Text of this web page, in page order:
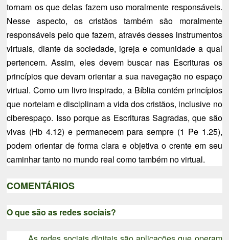
tornam os que delas fazem uso moralmente responsáveis.
Nesse aspecto, os cristãos também são moralmente
responsáveis pelo que fazem, através desses instrumentos
virtuais, diante da sociedade, igreja e comunidade a qual
pertencem. Assim, eles devem buscar nas Escrituras os
princípios que devam orientar a sua navegação no espaço
virtual. Como um livro inspirado, a Bíblia contém princípios
que norteiam e disciplinam a vida dos cristãos, inclusive no
ciberespaço. Isso porque as Escrituras Sagradas, que são
vivas (Hb 4.12) e permanecem para sempre (1 Pe 1.25),
podem orientar de forma clara e objetiva o crente em seu
caminhar tanto no mundo real como também no virtual.
COMENTÁRIOS
O que são as redes sociais?